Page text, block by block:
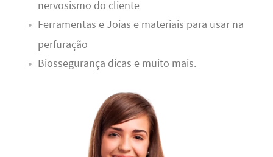
nervosismo do cliente
Ferramentas e Joias e materiais para usar na
perfuração
Biossegurança dicas e muito mais.